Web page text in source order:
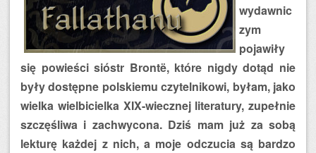
wydawnic
zym
pojawiły
się powieści sióstr Brontë, które nigdy dotąd nie
były dostępne polskiemu czytelnikowi, byłam, jako
wielka wielbicielka XIX-wiecznej literatury, zupełnie
szczęśliwa i zachwycona. Dziś mam już za sobą
lekturę każdej z nich, a moje odczucia są bardzo